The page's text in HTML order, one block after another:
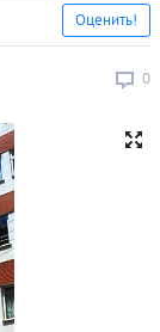
0
Оценить!